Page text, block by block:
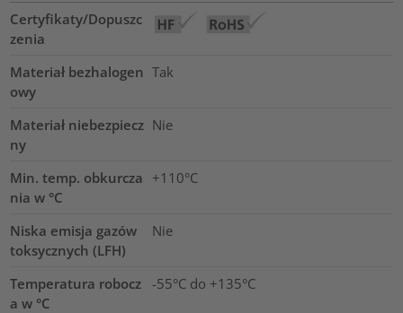
Certyfikaty/Dopuszc
zenia
Materiał bezhalogen
owy
Tak
Materiał niebezpiecz
ny
Nie
Min. temp. obkurcza
nia w °C
+110°C
Niska emisja gazów
toksycznych (LFH)
Nie
Temperatura robocz
a w °C
-55°C do +135°C